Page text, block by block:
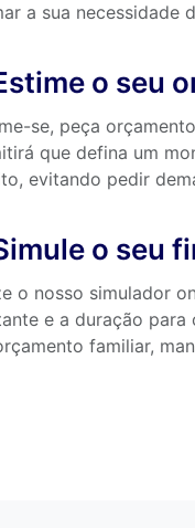
a sua necessidade
o seu
se, peça
que defina um
evitando pedir
o seu
o nosso simulador
e a duração
familiar,